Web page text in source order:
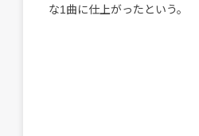
な1曲に仕上がったという。